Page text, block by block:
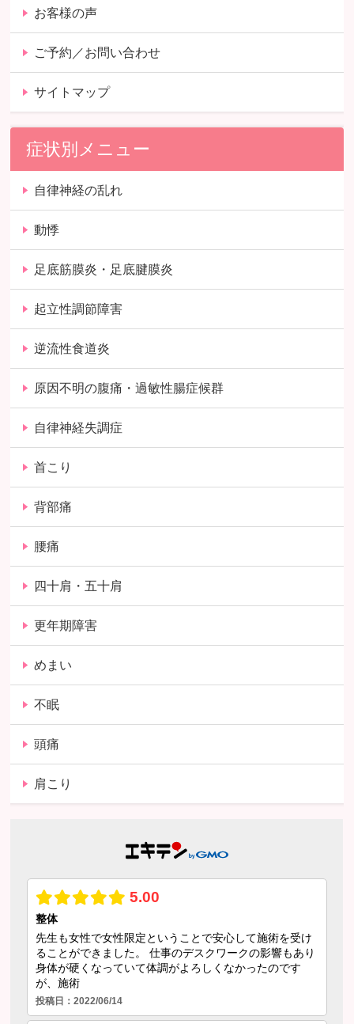
お客様の声
ご予約／お問い合わせ
サイトマップ
症状別メニュー
自律神経の乱れ
動悸
足底筋膜炎・足底腱膜炎
起立性調節障害
逆流性食道炎
原因不明の腹痛・過敏性腸症候群
自律神経失調症
首こり
背部痛
腰痛
四十肩・五十肩
更年期障害
めまい
不眠
頭痛
肩こり